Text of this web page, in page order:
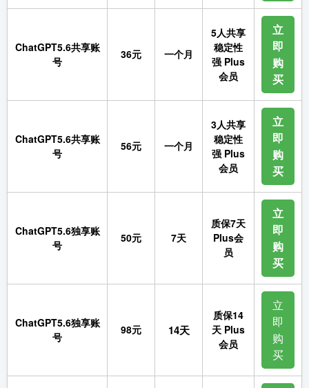
ChatGPT5.6共享账
号
36元 一个月
5人共享
稳定性
强 Plus
会员
立
即
购
买
ChatGPT5.6共享账
号
56元 一个月
3人共享
稳定性
强 Plus
会员
立
即
购
买
ChatGPT5.6独享账
号
50元 7天
质保7天
Plus会
员
立
即
购
买
ChatGPT5.6独享账
号
98元 14天
质保14
天 Plus
会员
立
即
购
买